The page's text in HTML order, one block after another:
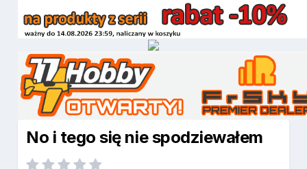
No i tego się nie spodziewałem